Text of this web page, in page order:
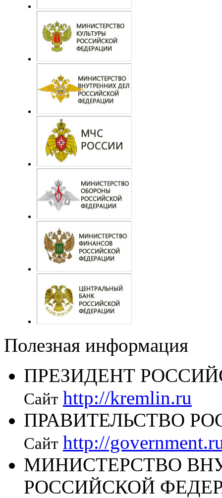
Полезная информация
ПРЕЗИДЕНТ
Сайт http://kremlin.ru
ПРАВИТЕЛЬСТВО
Сайт http://
МИНИСТЕРСТВО
РОССИЙСКОЙ